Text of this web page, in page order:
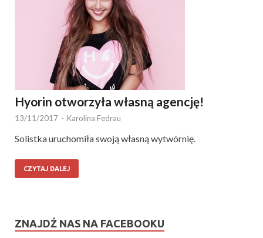
Hyorin otworzyła własną agencję!
13/11/2017 - Karolina Fedrau
Solistka uruchomiła swoją własną wytwórnię.
CZYTAJ DALEJ
ZNAJDŹ NAS NA FACEBOOKU